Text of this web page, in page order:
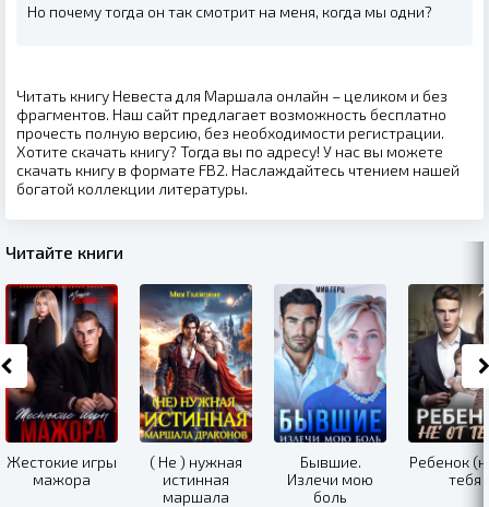
Но почему тогда он так смотрит на меня, когда мы одни?
Читать книгу Невеста для Маршала онлайн – целиком и без
фрагментов. Наш сайт предлагает возможность бесплатно
прочесть полную версию, без необходимости регистрации.
Хотите скачать книгу? Тогда вы по адресу! У нас вы можете
скачать книгу в формате FB2. Наслаждайтесь чтением нашей
богатой коллекции литературы.
Читайте книги
Жестокие игры
мажора
( Не ) нужная
истинная
маршала
Бывшие.
Излечи мою
боль
Ребенок
тебя